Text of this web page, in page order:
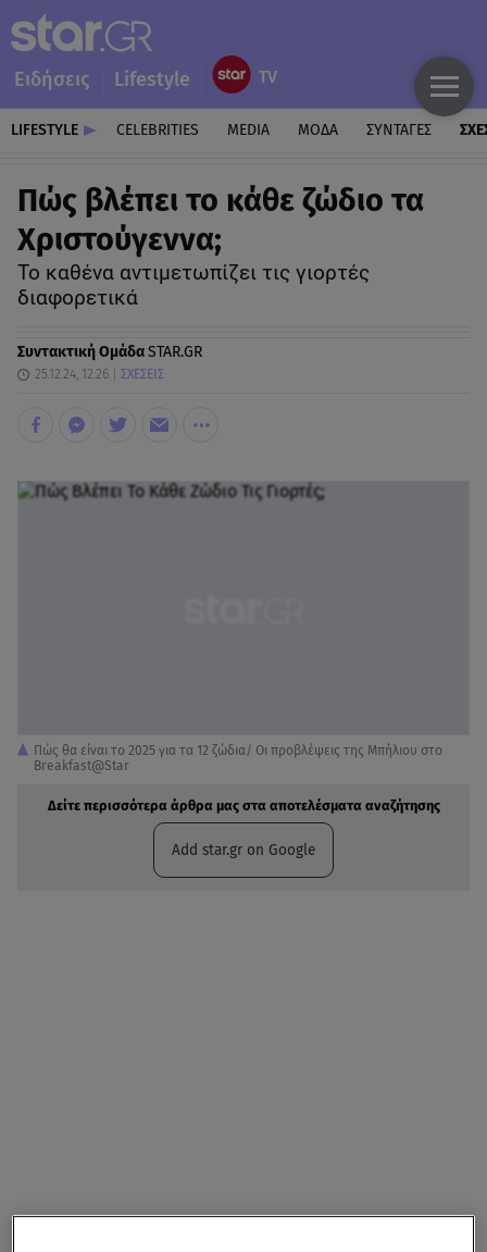
Ειδήσεις Lifestyle
LIFESTYLE CELEBRITIES MEDIA ΜΟΔΑ ΣΥΝΤΑΓΕΣ
Πώς βλέπει το κάθε ζώδιο τα
Χριστούγεννα;
Το καθένα αντιμετωπίζει τις γιορτές
διαφορετικά
Συντακτική ΟμάδαSTAR.GR
25.12.24, 12:26 ΣΧΕΣΕΙΣ
Πώς θα είναι το 2025 για τα 12 ζώδια/ Οι προβλέψεις της Μπήλιου στο
Breakfast@Star
Δείτε περισσότερα άρθρα μας στα αποτελέσματα αναζήτησης
Add star.gr on Google